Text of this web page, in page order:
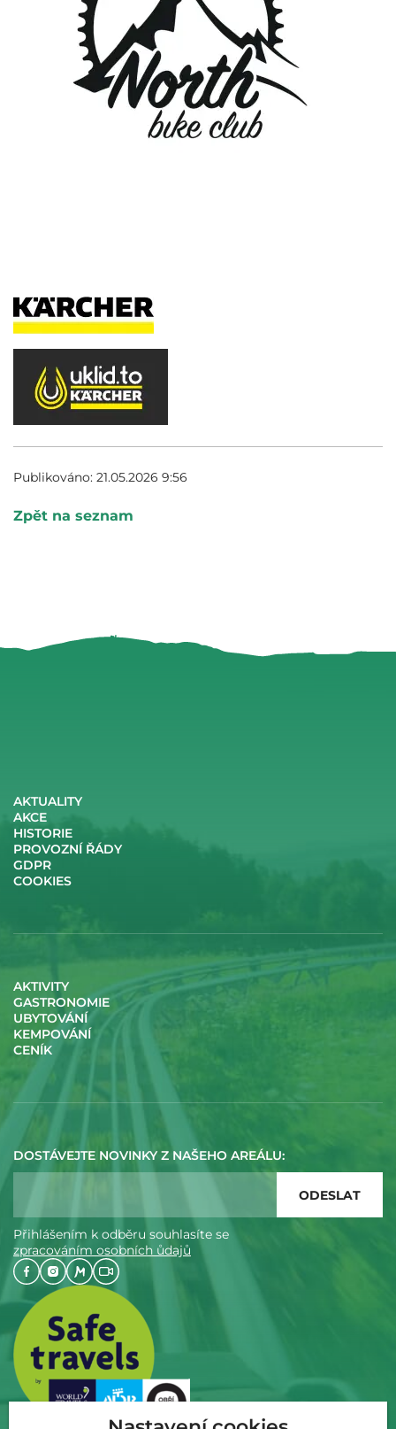
Publikováno: 21.05.2026 9:56
Zpět na seznam
AKTUALITY
AKCE
HISTORIE
PROVOZNÍ ŘÁDY
GDPR
COOKIES
AKTIVITY
GASTRONOMIE
UBYTOVÁNÍ
KEMPOVÁNÍ
CENÍK
DOSTÁVEJTE NOVINKY Z NAŠEHO AREÁLU:
Přihlášením k odběru souhlasíte se
zpracováním osobních ůdajů